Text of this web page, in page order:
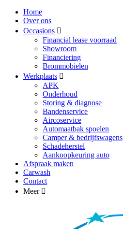
Home
Over ons
Occasions
Financial lease voorraad
Showroom
Financiering
Brommobielen
Werkplaats
APK
Onderhoud
Storing & diagnose
Bandenservice
Aircoservice
Automaatbak spoelen
Camper & bedrijfswagens
Schadeherstel
Aankoopkeuring auto
Afspraak maken
Carwash
Contact
Meer